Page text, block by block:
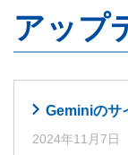
アップ
Geminiのサ
2024年11月7日